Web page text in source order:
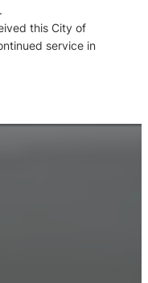
this City of
service in